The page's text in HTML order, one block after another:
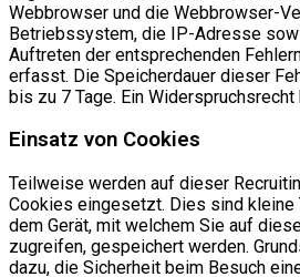
Webbrowser und die Webbrowser-
Betriebssystem, die IP-Adresse
Auftreten der entsprechenden
erfasst. Die Speicherdauer dieser
bis zu 7 Tage. Ein
Einsatz von Cookies
Teilweise werden auf dieser
Cookies eingesetzt. Dies sind kleine
dem Gerät, mit welchem Sie auf
zugreifen, gespeichert werden.
dazu, die Sicherheit beim Besuch